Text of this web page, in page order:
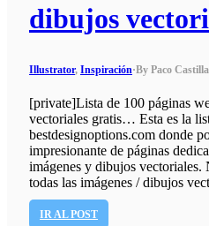
dibujos
Illustrator, Inspiración·By Paco Castilla
[private]Lista de 100 páginas
vectoriales gratis… Esta es la
bestdesignoptions.com donde
impresionante de páginas
imágenes y dibujos vectoriales.
todas las imágenes / dibujos
IR AL POST